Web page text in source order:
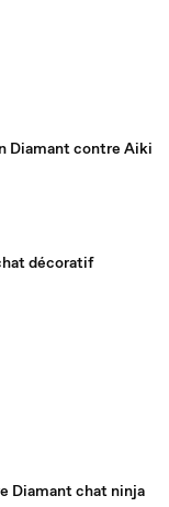
Diamant contre Aiki
décoratif
Aiki Pitbull contre Diamant chat ninja